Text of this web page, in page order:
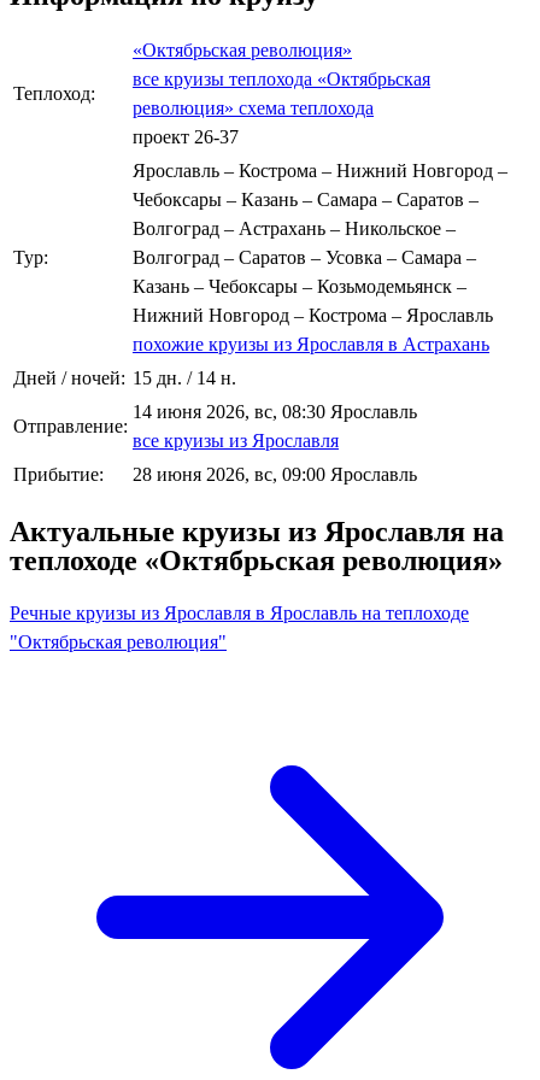
Теплоход:
«Октябрьская революция»
все круизы теплохода «Октябрьская
революция» схема теплохода
проект 26-37
Тур:
Ярославль – Кострома – Нижний Новгород –
Чебоксары – Казань – Самара – Саратов –
Волгоград – Астрахань – Никольское –
Волгоград – Саратов – Усовка – Самара –
Казань – Чебоксары – Козьмодемьянск –
Нижний Новгород – Кострома – Ярославль
похожие круизы из Ярославля в Астрахань
Дней / ночей: 15 дн. / 14 н.
Отправление:
14 июня 2026, вс, 08:30 Ярославль
все круизы из Ярославля
Прибытие:
28 июня 2026, вс, 09:00 Ярославль
Актуальные круизы из Ярославля на
теплоходе «Октябрьская революция»
Речные круизы из Ярославля в Ярославль на теплоходе
"Октябрьская революция"